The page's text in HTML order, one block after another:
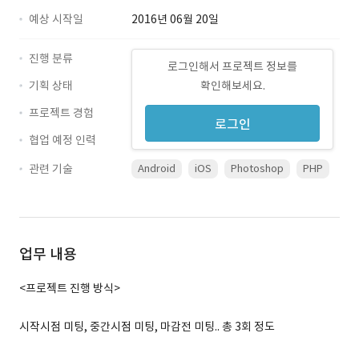
예상 시작일
2016년 06월 20일
로그인해서 프로젝트 정보를
확인해보세요.
로그인
진행 분류
기획 상태
프로젝트 경험
협업 예정 인력
관련 기술
Android iOS Photoshop PHP
업무 내용
<프로젝트 진행 방식>
시작시점 미팅, 중간시점 미팅, 마감전 미팅.. 총 3회 정도